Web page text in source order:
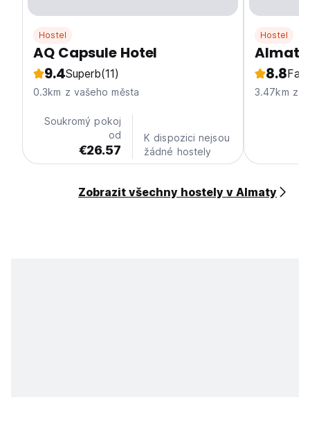
Hostel
AQ Capsule Hotel
9.4Superb(11)
0.3km z vašeho města
Soukromý pokoj
od
€26.57
K dispozici nejsou
žádné hostely
Hostel
8.8
3.47km z
Zobrazit všechny hostely v Almaty